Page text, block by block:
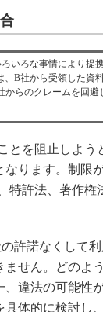
いろな事情により提
B社から受領した資
からのクレームを回避
とを阻止しよう
ります。制限
特許法、著作権
許諾なくして
せん。どのよ
違法の可能性
体的に検討し